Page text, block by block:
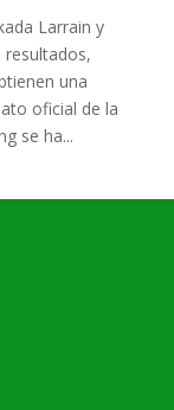
Larrain y
resultados,
una
oficial de la
se ha...